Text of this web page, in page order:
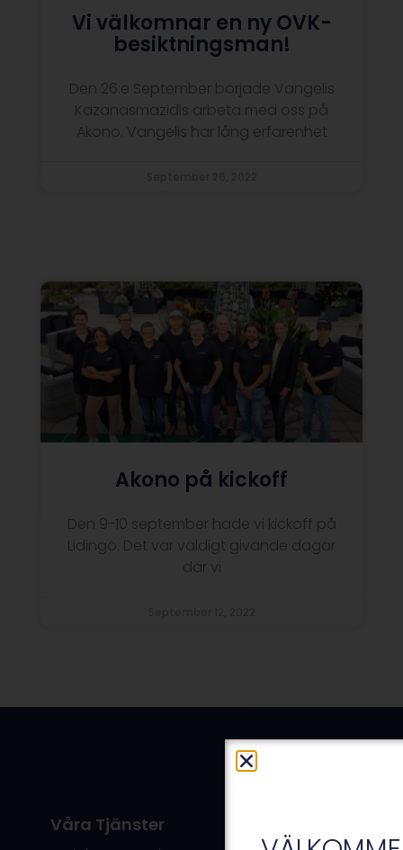
Vi välkomnar en ny OVK-
besiktningsman!
Den 26:e September började Vangelis
Kazanasmazidis arbeta med oss på
Akono. Vangelis har lång erfarenhet
Akono på kickoff
Den 9-10 september hade vi kickoff på
Lidingö. Det var väldigt givande dagar
där vi
Våra Tjänster